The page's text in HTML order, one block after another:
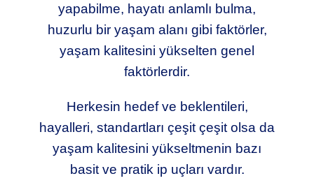
yapabilme, hayatı anlamlı bulma,
huzurlu bir yaşam alanı gibi faktörler,
yaşam kalitesini yükselten genel
faktörlerdir.
Herkesin hedef ve beklentileri,
hayalleri, standartları çeşit çeşit olsa da
yaşam kalitesini yükseltmenin bazı
basit ve pratik ip uçları vardır.